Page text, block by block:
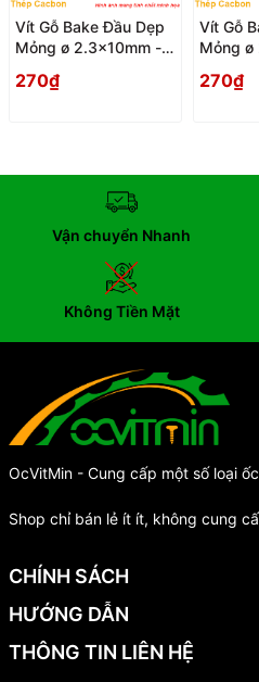
Vít Gỗ Bake Đầu Dẹp
Mỏng ø 2.3x10mm -
Mong
270₫
Vít Gỗ
Mỏng
Mong
270₫
Vận chuyển Nhanh
Không Tiền Mặt
OcVitMin - Cung cấp một số loại
Shop chỉ bán lẻ ít ít, không cung
CHÍNH SÁCH
HƯỚNG DẪN
THÔNG TIN LIÊN HỆ